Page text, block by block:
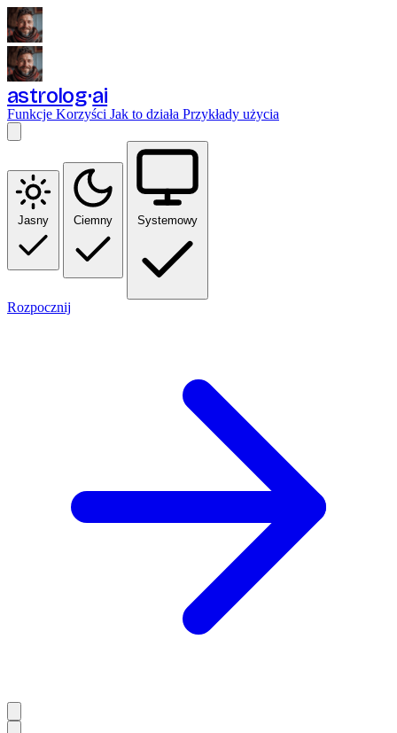
astrolog ai
Funkcje Korzyści Jak to działa Przykłady użycia
Jasny Ciemny Systemowy
Rozpocznij